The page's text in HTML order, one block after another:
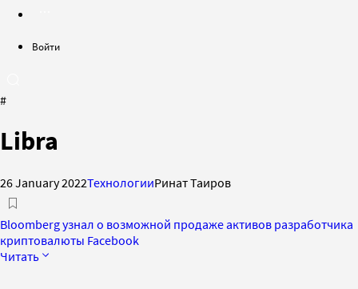
Войти
#
Libra
26 January 2022ТехнологииРинат Таиров
Bloomberg узнал о возможной продаже активов разработчика
криптовалюты Facebook
Читать